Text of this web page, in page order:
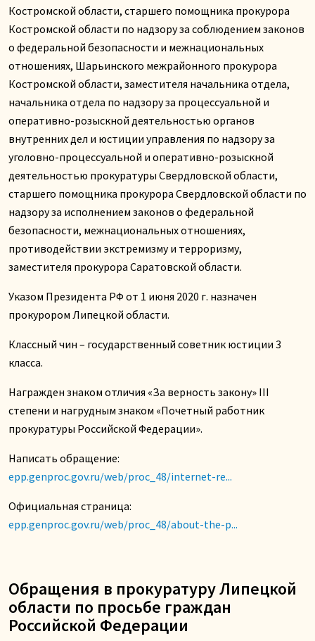
Костромской области, старшего помощника прокурора
Костромской области по надзору за соблюдением законов
о федеральной безопасности и межнациональных
отношениях, Шарьинского межрайонного прокурора
Костромской области, заместителя начальника отдела,
начальника отдела по надзору за процессуальной и
оперативно-розыскной деятельностью органов
внутренних дел и юстиции управления по надзору за
уголовно-процессуальной и оперативно-розыскной
деятельностью прокуратуры Свердловской области,
старшего помощника прокурора Свердловской области по
надзору за исполнением законов о федеральной
безопасности, межнациональных отношениях,
противодействии экстремизму и терроризму,
заместителя прокурора Саратовской области.
Указом Президента РФ от 1 июня 2020 г. назначен
прокурором Липецкой области.
Классный чин – государственный советник юстиции 3
класса.
Награжден знаком отличия «За верность закону» III
степени и нагрудным знаком «Почетный работник
прокуратуры Российской Федерации».
Написать обращение:
epp.genproc.gov.ru/web/proc_48/internet-re...
Официальная страница:
epp.genproc.gov.ru/web/proc_48/about-the-p...
Обращения в прокуратуру Липецкой
области по просьбе граждан
Российской Федерации